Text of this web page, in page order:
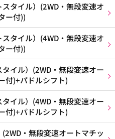
タイル）(2WD・無段変速オ
ー付))
タイル）(4WD・無段変速オ
ー付))
イル）(2WD・無段変速オー
付)+パドルシフト)
イル）(4WD・無段変速オー
付)+パドルシフト)
・無段変速オートマチッ